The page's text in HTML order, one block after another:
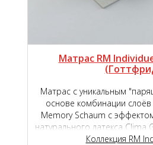
Матрас RM
Матрас с уникальным
основе комбинации
Memory Schaum с
натурального латекса
основной чехол на
Коллекция RM